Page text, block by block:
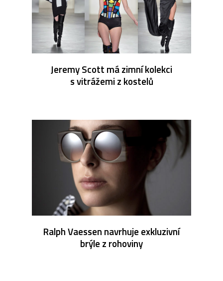
Jeremy Scott má zimní kolekci
s vitrážemi z kostelů
Ralph Vaessen navrhuje exkluzivní
brýle z rohoviny